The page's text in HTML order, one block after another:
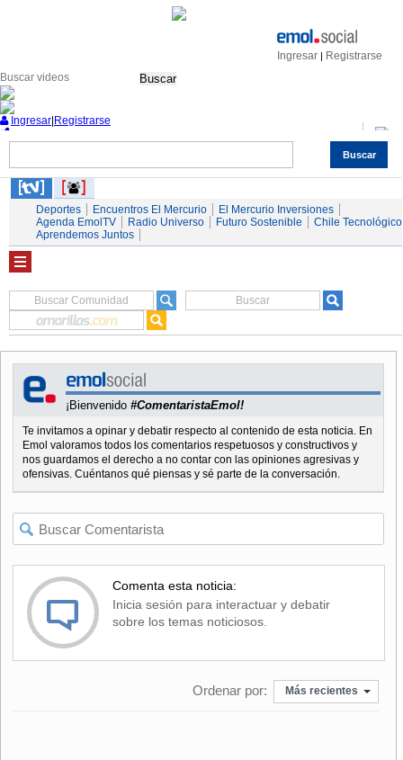
Ingresar | Registrarse
Buscar
Buscar
Ingresar Registrarse
Servicios
Deportes Encuentros El Mercurio
El Mercurio Inversiones
Agenda EmolTV
Radio Universo Futuro Sostenible
Chile Tecnológico
Aprendemos Juntos
¡Bienvenido #ComentaristaEmol!
Te invitamos a opinar y debatir respecto al contenido de esta noticia. En
Emol valoramos todos los comentarios respetuosos y constructivos y
nos guardamos el derecho a no contar con las opiniones agresivas y
ofensivas. Cuéntanos qué piensas y sé parte de la conversación.
Comenta esta noticia:
Inicia sesión para interactuar y debatir
sobre los temas noticiosos.
Ordenar por: Más recientes